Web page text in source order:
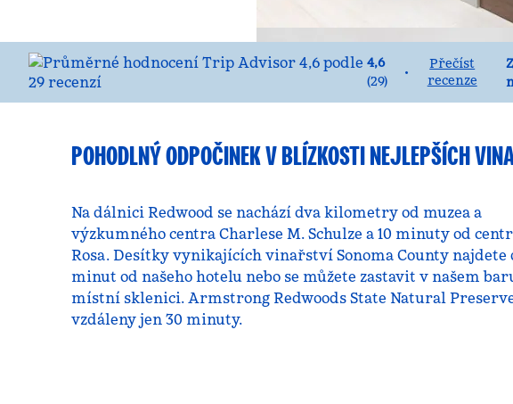
4,6
(29)
•
Přečíst
recenze
POHODLNÝ ODPOČINEK V BLÍZKOSTI NEJLEPŠÍCH
Na dálnici Redwood se nachází dva kilometry od muzea a
výzkumného centra Charlese M. Schulze a 10 minuty od
Rosa. Desítky vynikajících vinařství Sonoma County najdete
minut od našeho hotelu nebo se můžete zastavit v našem
místní sklenici. Armstrong Redwoods State Natural
vzdáleny jen 30 minuty.